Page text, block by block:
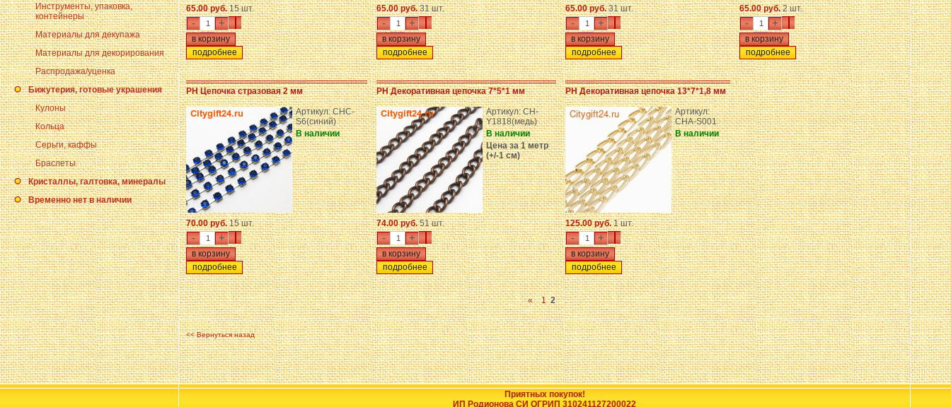
Инструменты, упаковка,
контейнеры
Материалы для декупажа
Материалы для декорирования
Распродажа/уценка
Бижутерия, готовые украшения
Кулоны
Кольца
Серьги, каффы
Браслеты
Кристаллы, галтовка, минералы
Временно нет в наличии
65.00 руб.15 шт.
- +
подробнее
65.00 руб.31 шт.
- +
подробнее
65.00 руб.31 шт.
- +
подробнее
65.00 руб.2 шт.
- +
подробнее
PH Цепочка стразовая 2 мм
Артикул: CHC-
S6(синий)
В наличии
70.00 руб.15 шт.
- +
подробнее
PH Декоративная цепочка 7*5*1 мм
Артикул: CH-
Y1818(медь)
В наличии
Цена за 1 метр
(+/-1 см)
74.00 руб.51 шт.
- +
подробнее
PH Декоративная цепочка 13*7*1,8 мм
Артикул:
CHA-S001
В наличии
125.00 руб.1 шт.
- +
подробнее
« 1 2
<< Вернуться назад
Приятных покупок!
ИП Родионова СИ ОГРИП 310241127200022